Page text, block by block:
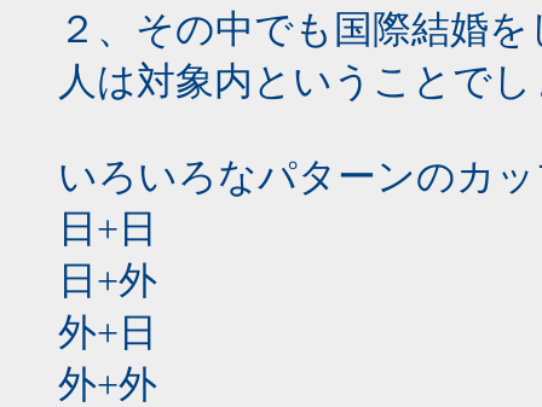
２、その中でも国際結婚
人は対象内ということで
いろいろなパターンのカ
日+日
日+外
外+日
外+外